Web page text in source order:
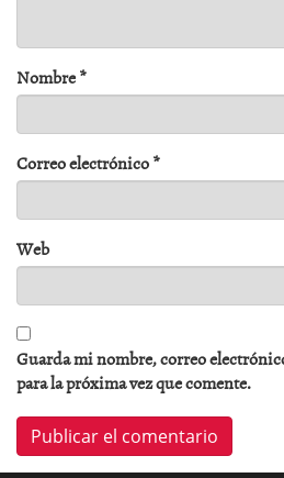
Nombre*
Correo electrónico*
Web
Guarda mi nombre, correo
para la próxima vez que comente.